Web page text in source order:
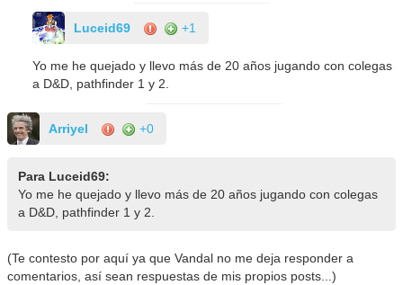
Luceid69 +1
Yo me he quejado y llevo más de 20 años jugando con colegas
a D&D, pathfinder 1 y 2.
Arriyel +0
Para Luceid69:
Yo me he quejado y llevo más de 20 años jugando con colegas
a D&D, pathfinder 1 y 2.
(Te contesto por aquí ya que Vandal no me deja responder a
comentarios, así sean respuestas de mis propios posts...)